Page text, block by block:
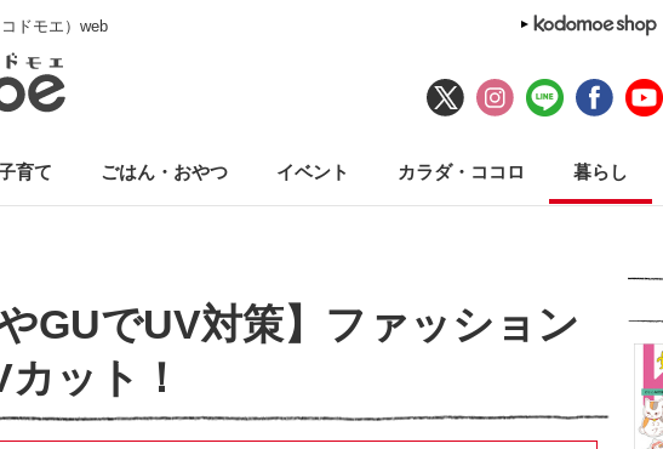
ドモエ）web
育て ごはん・おやつ イベント カラダ・ココロ 暮らし
GUでUV対策】ファッション
ット！